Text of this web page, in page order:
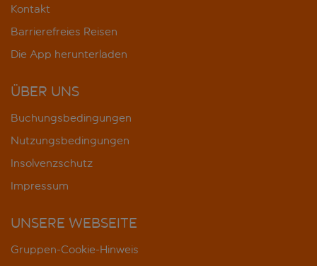
Kontakt
Barrierefreies Reisen
Die App herunterladen
ÜBER UNS
Buchungsbedingungen
Nutzungsbedingungen
Insolvenzschutz
Impressum
UNSERE WEBSEITE
Gruppen-Cookie-Hinweis